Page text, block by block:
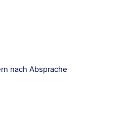
nach Absprache